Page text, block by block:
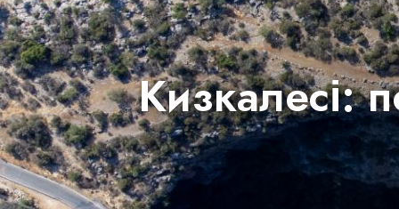
Кизкалесі:
EN
English
RU
Русский